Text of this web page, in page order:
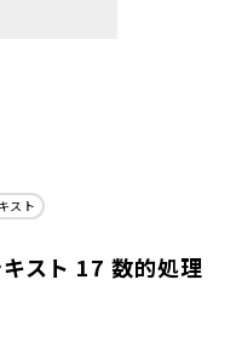
スト
スト 17 数的処理